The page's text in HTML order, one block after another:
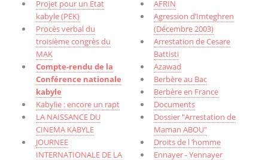
Projet pour un Etat
kabyle (PEK)
Procès verbal du
troisième congrès du
MAK
Compte-rendu de la
Conférence nationale
kabyle
Kabylie : encore un rapt
LA NAISSANCE DU
CINEMA KABYLE
JOURNEE
INTERNATIONALE DE LA
AFRIN
Agression d’Imteghren
(Décembre 2003)
Arrestation de Cesare
Battisti
Azawad
Berbère au Bac
Berbère en France
Documents
Dossier "Arrestation de
Maman ABOU"
Droits de l ’homme
Ennayer - Yennayer